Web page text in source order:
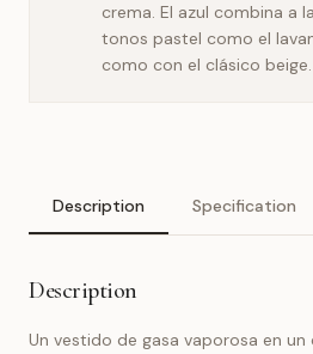
crema. El azul combina a
tonos pastel como el
como con el clásico beige.
Description Specification
Description
Un vestido de gasa vaporosa en